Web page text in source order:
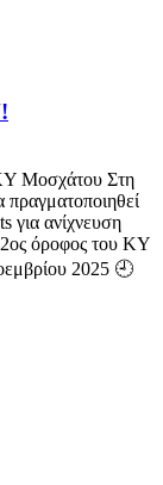
Μοσχάτου Στη
ανίχνευση
όροφος του ΚΥ
2025 🕘